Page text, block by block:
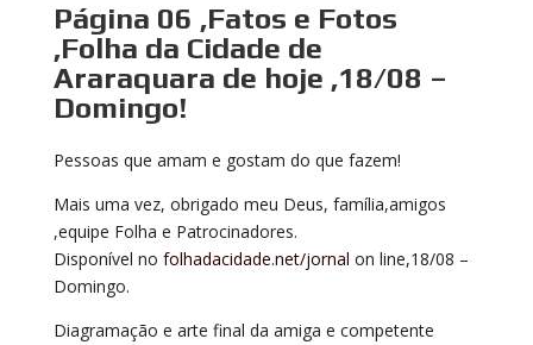
Página 06 ,Fatos e Fotos
,Folha da Cidade de
Araraquara de hoje ,18/08 –
Domingo!
Pessoas que amam e gostam do que fazem!
Mais uma vez, obrigado meu Deus, família,amigos
,equipe Folha e Patrocinadores.
Disponível no folhadacidade.net/jornal on line,18/08 –
Domingo.
Diagramação e arte final da amiga e competente